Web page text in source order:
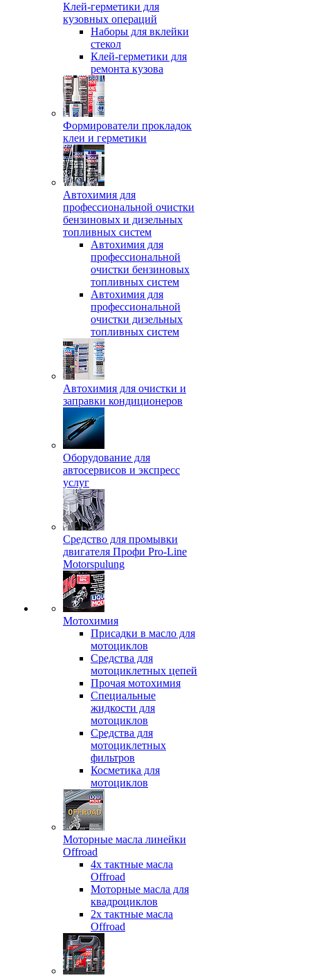
Клей-герметики для
кузовных операций
Наборы для вклейки
стекол
Клей-герметики для
ремонта кузова
Формирователи прокладок
клеи и герметики
Автохимия для
профессиональной очистки
бензиновых и дизельных
топливных систем
Автохимия для
профессиональной
очистки бензиновых
топливных систем
Автохимия для
профессиональной
очистки дизельных
топливных систем
Автохимия для очистки и
заправки кондиционеров
Оборудование для
автосервисов и экспресс
услуг
Средство для промывки
двигателя Профи Pro-Line
Motorspulung
Мотохимия
Присадки в масло для
мотоциклов
Средства для
мотоциклетных цепей
Прочая мотохимия
Специальные
жидкости для
мотоциклов
Средства для
мотоциклетных
фильтров
Косметика для
мотоциклов
Моторные масла линейки
Offroad
4х тактные масла
Offroad
Моторные масла для
квадроциклов
2х тактные масла
Offroad